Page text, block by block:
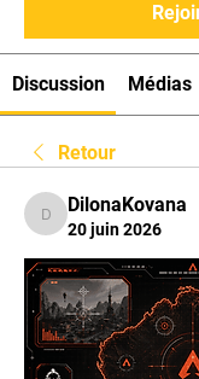
Discussion Médias
Retour
DilonaKovana
DilonaKovana
20 juin 2026